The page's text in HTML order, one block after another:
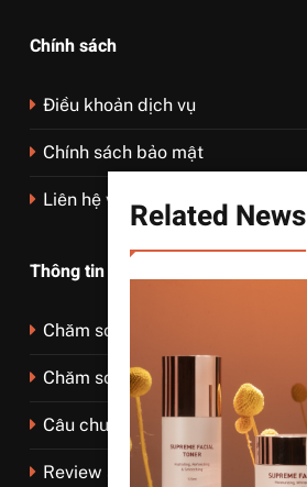
Related News
Chính sách
Điều khoản dịch vụ
Chính sách bảo mật
Liên hệ với chúng tôi
Thông tin liên hệ
Chăm sóc da mặt
Chăm sóc da body
Câu chuyện về da
Review sản phẩm